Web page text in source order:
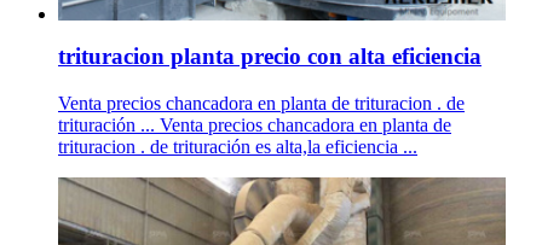
trituracion planta precio con alta eficiencia
Venta precios chancadora en planta de trituracion . de
trituración ... Venta precios chancadora en planta de
trituracion . de trituración es alta,la eficiencia ...